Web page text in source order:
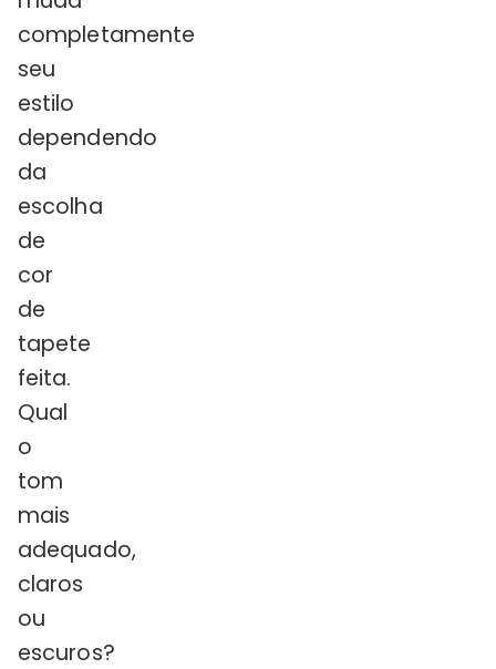
completamente
seu
estilo
dependendo
da
escolha
de
cor
de
tapete
feita.
Qual
o
tom
mais
adequado,
claros
ou
escuros?